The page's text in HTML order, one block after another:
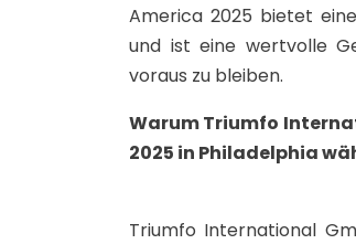
America 2025 bietet
und ist eine wertvolle
voraus zu bleiben.
Warum Triumfo
2025 in Philadelphia
Triumfo International